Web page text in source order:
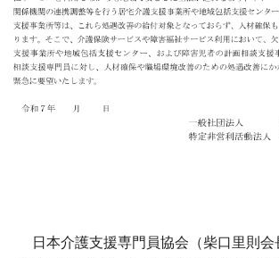
日本介護支援専門員協会（柴口里則会